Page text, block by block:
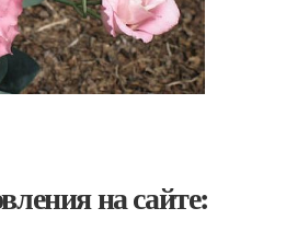
на сайте: